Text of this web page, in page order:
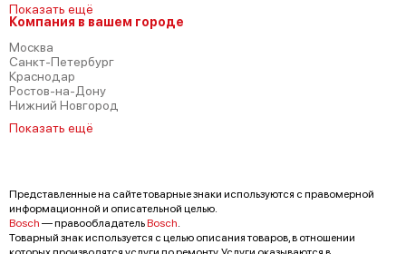
Bosch HLN444250R
Показать ещё
Компания в вашем городе
Москва
Санкт-Петербург
Краснодар
Ростов-на-Дону
Нижний Новгород
Показать ещё
Представленные на сайте товарные знаки используются с правомерной
информационной и описательной целью.
Bosch — правообладательBosch.
Товарный знак используется с целью описания товаров, в отношении